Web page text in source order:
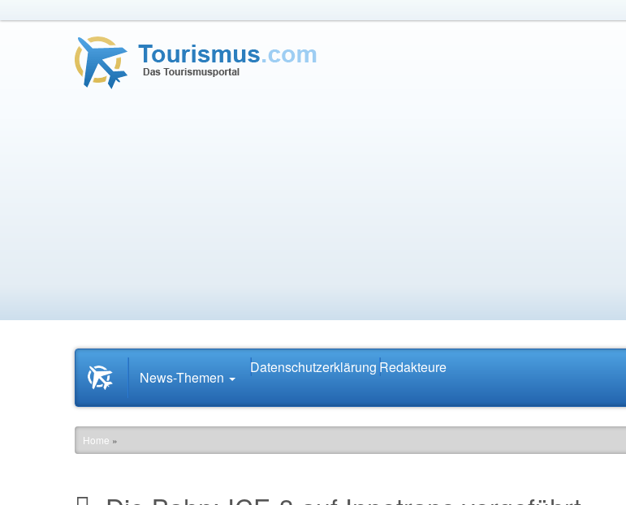
Startseite
News.Tourismus.com
News-Themen
Datenschutzerklärung Redakteure
Home »